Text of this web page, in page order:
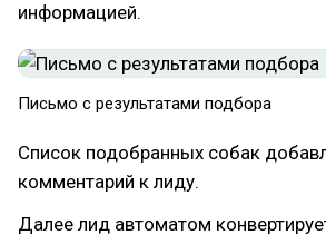
информацией.
Письмо с результатами подбора
Список подобранных собак
комментарий к лиду.
Далее лид автоматом